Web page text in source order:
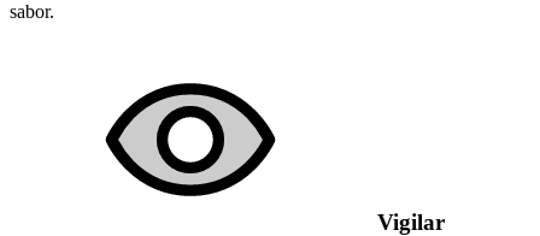
sabor.
Vigilar